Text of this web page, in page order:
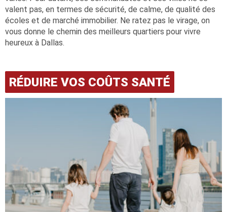
valent pas, en termes de sécurité, de calme, de qualité des
écoles et de marché immobilier. Ne ratez pas le virage, on
vous donne le chemin des meilleurs quartiers pour vivre
heureux à Dallas.
RÉDUIRE VOS COÛTS SANTÉ